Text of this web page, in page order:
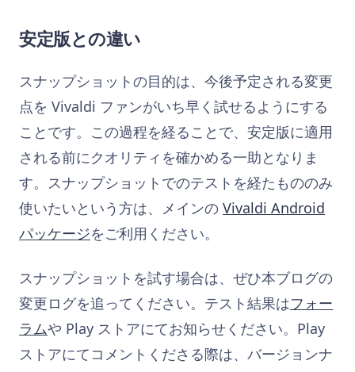
安定版との違い
スナップショットの目的は、今後予定される変更
点を Vivaldi ファンがいち早く試せるようにする
ことです。この過程を経ることで、安定版に適用
される前にクオリティを確かめる一助となりま
す。スナップショットでのテストを経たもののみ
使いたいという方は、メインの Vivaldi Android
パッケージをご利用ください。
スナップショットを試す場合は、ぜひ本ブログの
変更ログを追ってください。テスト結果はフォー
ラムや Play ストアにてお知らせください。Play
ストアにてコメントくださる際は、バージョンナ